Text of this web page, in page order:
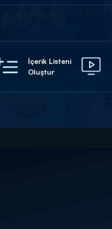
İçerik Listeni
Oluştur